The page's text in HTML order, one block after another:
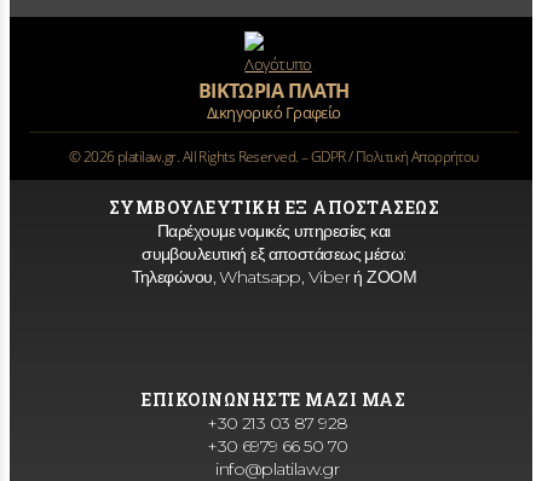
ΒΙΚΤΩΡΙΑ ΠΛΑΤΗ
Δικηγορικό Γραφείο
©2026platilaw.gr. All Rights Reserved. –GDPR / Πολιτική Απορρήτου
ΣΥΜΒΟΥΛΕΥΤΙΚΗ ΕΞ ΑΠΟΣΤΑΣΕΩΣ
Παρέχουμε νομικές υπηρεσίες και
συμβουλευτική εξ αποστάσεως μέσω:
Τηλεφώνου, Whatsapp, Viber ή ΖΟΟΜ
ΕΠΙΚΟΙΝΩΝΗΣΤΕ ΜΑΖΙ ΜΑΣ
+30 213 03 87 928
+30 6979 66 50 70
info@platilaw.gr